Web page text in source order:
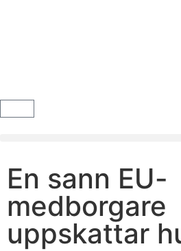
En sann EU-
medborgare
uppskattar